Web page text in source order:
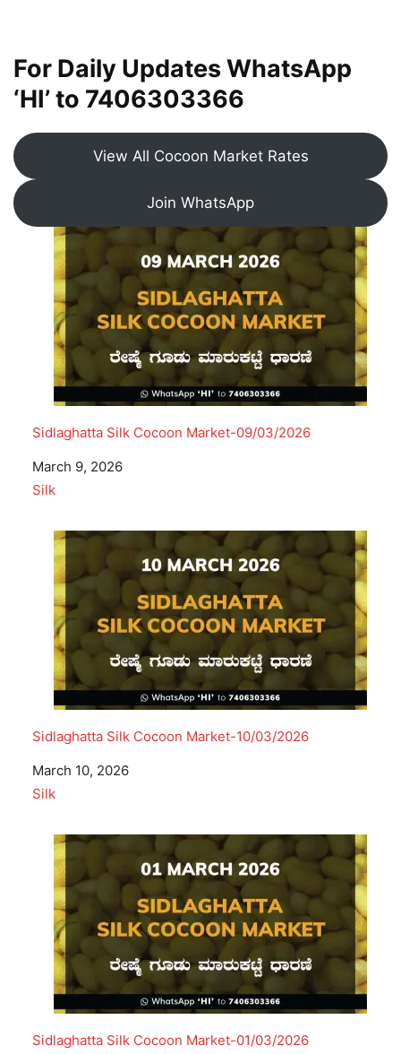
For Daily Updates WhatsApp
‘HI’ to 7406303366
View All Cocoon Market Rates
Join WhatsApp
Sidlaghatta Silk Cocoon Market-09/03/2026
Date
March 9, 2026
In relation to
Silk
Sidlaghatta Silk Cocoon Market-10/03/2026
Date
March 10, 2026
In relation to
Silk
Sidlaghatta Silk Cocoon Market-01/03/2026